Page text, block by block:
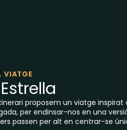
VIATGE
proposem un viatge
per endinsar-nos en una
passen per alt en centrar-se